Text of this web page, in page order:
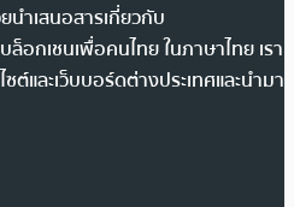
นำเสนอสารเกี่ยวกับ
ล็อกเชนเพื่อคนไทย ในภาษาไทย เรา
และเว็บบอร์ดต่างประเทศและนำมา